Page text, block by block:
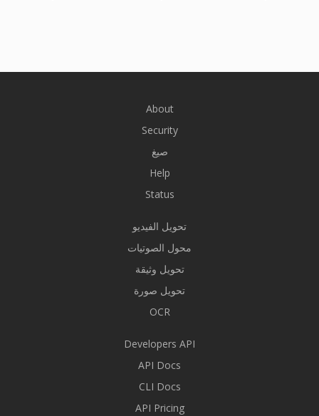
About
Security
صيغ
Help
Status
تحويل الفيديو
محول الصوتيات
تحويل وثيقة
تحويل صورة
OCR
Developers API
API Docs
CLI Docs
API Pricing